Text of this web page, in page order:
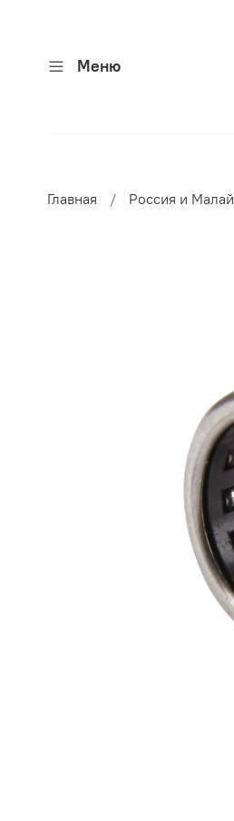
Меню
Главная Россия и